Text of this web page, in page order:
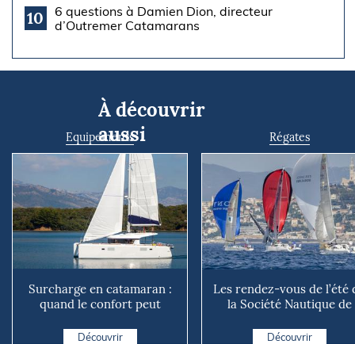
10
6 questions à Damien Dion, directeur
d’Outremer Catamarans
À découvrir
aussi
Equipements
Surcharge en catamaran :
quand le confort peut
Découvrir
Régates
Les rendez-vous de l’été
la Société Nautique de
Découvrir